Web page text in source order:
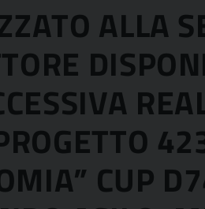
ALLA
CUP